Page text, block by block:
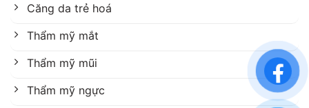
Căng da trẻ hoá
Thẩm mỹ mắt
Thẩm mỹ mũi
Thẩm mỹ ngực